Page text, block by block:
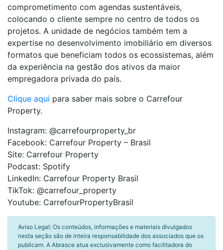
comprometimento com agendas sustentáveis,
colocando o cliente sempre no centro de todos os
projetos. A unidade de negócios também tem a
expertise no desenvolvimento imobiliário em diversos
formatos que beneficiam todos os ecossistemas, além
da experiência na gestão dos ativos da maior
empregadora privada do país.
Clique aqui para saber mais sobre o Carrefour
Property.
Instagram: @carrefourproperty_br
Facebook: Carrefour Property – Brasil
Site: Carrefour Property
Podcast: Spotify
LinkedIn: Carrefour Property Brasil
TikTok: @carrefour_property
Youtube: CarrefourPropertyBrasil
Aviso Legal: Os conteúdos, informações e materiais divulgados
nesta seção são de inteira responsabilidade dos associados que os
publicam. A Abrasce atua exclusivamente como facilitadora do